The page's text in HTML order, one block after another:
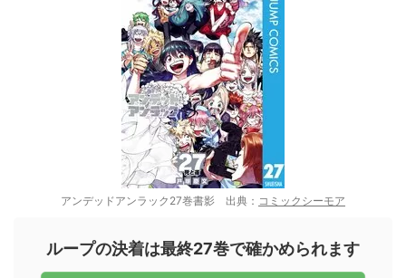
アンデッドアンラック27巻書影 出典： コミックシーモア
ループの決着は最終27巻で確かめられます